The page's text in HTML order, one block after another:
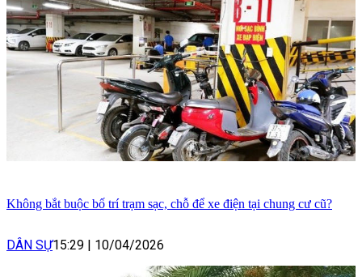
Không bắt buộc bố trí trạm sạc, chỗ để xe điện tại chung cư cũ?
DÂN SỰ15:29 | 10/04/2026